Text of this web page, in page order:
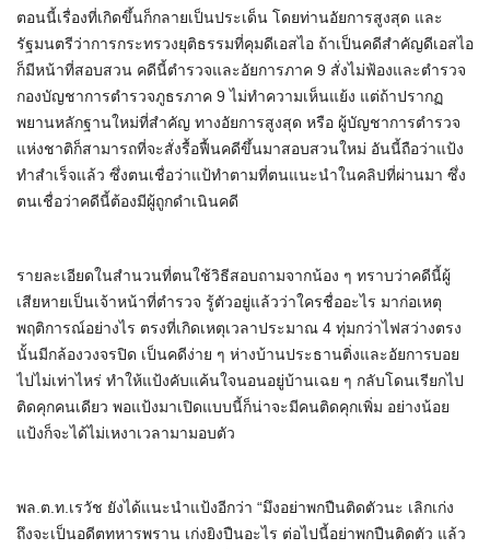
ตอนนี้เรื่องที่เกิดขึ้นก็กลายเป็นประเด็น โดยท่านอัยการสูงสุด และ
รัฐมนตรีว่าการกระทรวงยุติธรรมที่คุมดีเอสไอ ถ้าเป็นคดีสำคัญดีเอสไอ
ก็มีหน้าที่สอบสวน คดีนี้ตำรวจและอัยการภาค 9 สั่งไม่ฟ้องและตำรวจ
กองบัญชาการตำรวจภูธรภาค 9 ไม่ทำความเห็นแย้ง แต่ถ้าปรากฏ
พยานหลักฐานใหม่ที่สำคัญ ทางอัยการสูงสุด หรือ ผู้บัญชาการตำรวจ
แห่งชาติก็สามารถที่จะสั่งรื้อฟื้นคดีขึ้นมาสอบสวนใหม่ อันนี้ถือว่าแป้ง
ทำสำเร็จแล้ว ซึ่งตนเชื่อว่าแป้ทำตามที่ตนแนะนำในคลิปที่ผ่านมา ซึ่ง
ตนเชื่อว่าคดีนี้ต้องมีผู้ถูกดำเนินคดี
รายละเอียดในสำนวนที่ตนใช้วิธีสอบถามจากน้อง ๆ ทราบว่าคดีนี้ผู้
เสียหายเป็นเจ้าหน้าที่ตำรวจ รู้ตัวอยู่แล้วว่าใครชื่ออะไร มาก่อเหตุ
พฤติการณ์อย่างไร ตรงที่เกิดเหตุเวลาประมาณ 4 ทุ่มกว่าไฟสว่างตรง
นั้นมีกล้องวงจรปิด เป็นคดีง่าย ๆ ห่างบ้านประธานติ่งและอัยการบอย
ไปไม่เท่าไหร่ ทำให้แป้งคับแค้นใจนอนอยู่บ้านเฉย ๆ กลับโดนเรียกไป
ติดคุกคนเดียว พอแป้งมาเปิดแบบนี้ก็น่าจะมีคนติดคุกเพิ่ม อย่างน้อย
แป้งก็จะได้ไม่เหงาเวลามามอบตัว
พล.ต.ท.เรวัช ยังได้แนะนำแป้งอีกว่า “มึงอย่าพกปืนติดตัวนะ เลิกเก่ง
ถึงจะเป็นอดีตทหารพราน เก่งยิงปืนอะไร ต่อไปนี้อย่าพกปืนติดตัว แล้ว